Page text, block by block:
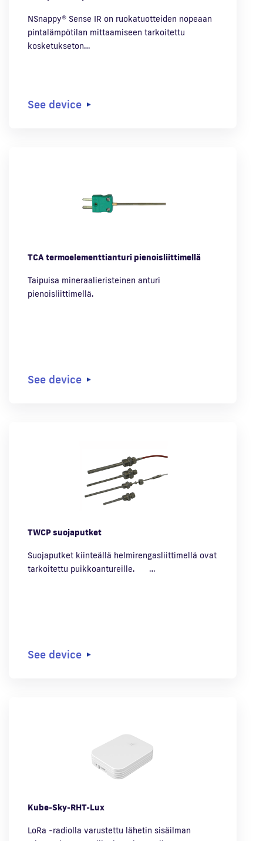
NSnappy® Sense IR on ruokatuotteiden nopeaan
pintalämpötilan mittaamiseen tarkoitettu
kosketukseton…
See device
TCA termoelementtianturi pienoisliittimellä
Taipuisa mineraalieristeinen anturi
pienoisliittimellä.
See device
TWCP suojaputket
Suojaputket kiinteällä helmirengasliittimellä ovat
tarkoitettu puikkoantureille. …
See device
Kube-Sky-RHT-Lux
LoRa -radiolla varustettu lähetin sisäilman